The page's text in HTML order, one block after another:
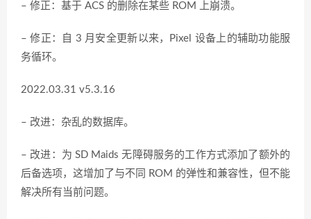
– 修正：基于 ACS 的删除在某些 ROM 上崩溃。
– 修正：自 3 月安全更新以来，Pixel 设备上的辅助功能服
务循环。
2022.03.31 v5.3.16
– 改进：杂乱的数据库。
– 改进：为 SD Maids 无障碍服务的工作方式添加了额外的
后备选项，这增加了与不同 ROM 的弹性和兼容性，但不能
解决所有当前问题。